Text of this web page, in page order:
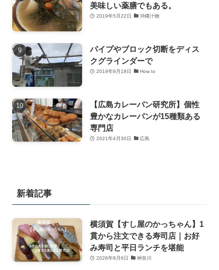
美味しい薬膳でもある。
2019年5月22日 沖縄汁物
パイプやブロック切断をディス
クグラインダーで
2019年9月18日 How to
【広島カレーパン研究所】個性
豊かなカレーパンが15種類ある
専門店
2021年4月30日 広島
新着記事
横須賀【すし屋のかっちゃん】1
貫から注文できる寿司店｜お好
み寿司と平日ランチを堪能
2026年8月6日 神奈川